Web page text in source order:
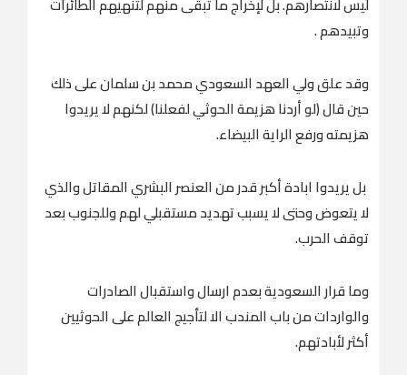
ليس لانتصارهم. بل لإخراج ما تبقى منهم لتنهيهم الطائرات
وتبيدهم .
وقد علق ولي العهد السعودي محمد بن سلمان على ذلك
حين قال (لو أردنا هزيمة الحوثي لفعلنا) لكنهم لا يريدوا
هزيمته ورفع الراية البيضاء.
بل يريدوا ابادة أكبر قدر من العنصر البشري المقاتل والذي
لا يتعوض وحتى لا يسبب تهديد مستقبلي لهم وللجنوب بعد
توقف الحرب.
وما قرار السعودية بعدم ارسال واستقبال الصادرات
والواردات من باب المندب الا لتأجيج العالم على الحوثيين
أكثر لأبادتهم.